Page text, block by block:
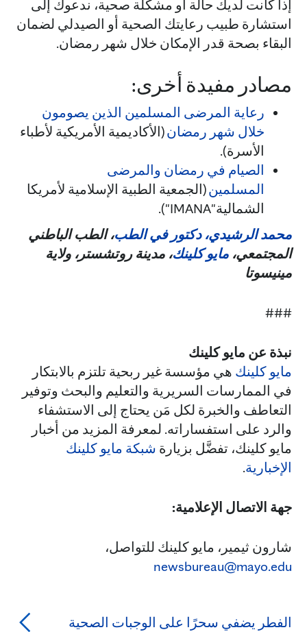
إذا كانت لديك حالة أو مشكلة صحية، ندعوك إلى
استشارة طبيب رعايتك الصحية أو الصيدلي لضمان
البقاء بصحة قدر الإمكان خلال شهر رمضان.
مصادر مفيدة أخرى:
رعاية المرضى المسلمين الذين يصومون
خلال شهر رمضان(الأكاديمية الأمريكية لأطباء
الأسرة).
الصيام في رمضان والمرضى
المسلمين(الجمعية الطبية الإسلامية لأمريكا
الشمالية"IMANA").
محمد الرشيدي، دكتور في الطب، الطب الباطني
المجتمعي، مايو كلينك، مدينة روتشستر، ولاية
مينيسوتا
###
نبذة عن مايو كلينك
مايو كلينك هي مؤسسة غير ربحية تلتزم بالابتكار
في الممارسات السريرية والتعليم والبحث وتوفير
التعاطف والخبرة لكل مَن يحتاج إلى الاستشفاء
والرد على استفساراته. لمعرفة المزيد من أخبار
مايو كلينك، تفضَّل بزيارة شبكة مايو كلينك
الإخبارية.
جهة الاتصال الإعلامية:
شارون ثيمير، مايو كلينك للتواصل،
newsbureau@mayo.edu
الفطر يضفي سحرًا على الوجبات الصحية